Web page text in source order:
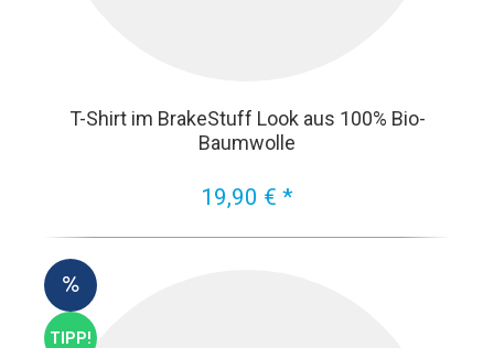
T-Shirt im BrakeStuff Look aus 100% Bio-
Baumwolle
19,90 € *
TIPP!